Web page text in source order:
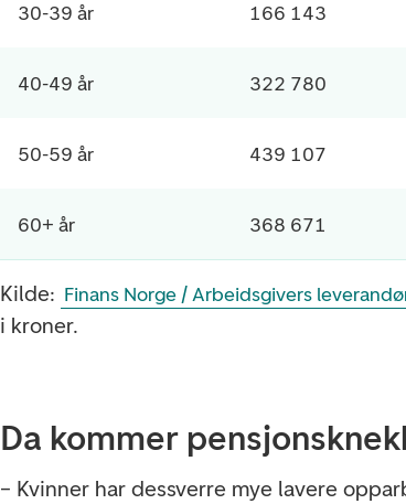
30-39 år 166 143
40-49 år 322 780
50-59 år 439 107
60+ år 368 671
Kilde: Finans Norge / Arbeidsgivers
i kroner.
Da kommer
– Kvinner har dessverre mye lavere